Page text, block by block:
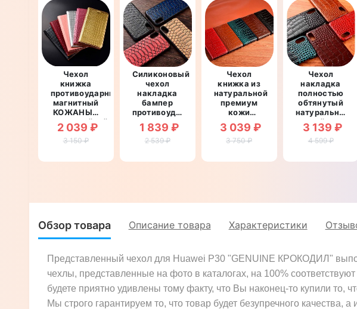
Чехол
книжка
противоударный
магнитный
КОЖАНЫЙ
влагостойкий
для Huawei
P30
2 039 ₽
3 150 ₽
Силиконовый
чехол
накладка
бампер
противоударный
со
вставкой из
натуральной
Huawei P30
1 839 ₽
2 539 ₽
Чехол
книжка из
натуральной
премиум
кожи
противоударный
магнитный
для Huawei
"CROCODILE"
3 039 ₽
3 750 ₽
Чехол
накладка
полностью
обтянутый
натуральной
кожей для
Huawei P30
"SIGNATURE
CROCO"
3 139 ₽
4 599 ₽
Обзор товара Описание товара Характеристики
Представленный чехол для Huawei P30 "GENUINE КРОКОДИЛ"
чехлы, представленные на фото в каталогах, на 100%
будете приятно удивлены тому факту, что Вы наконец-то купили то,
Мы строго гарантируем то, что товар будет безупречного